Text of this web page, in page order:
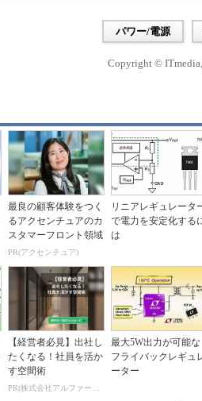
パワー/電源
Copyright ©
最良の顧客体験をつく
るアクセンチュアのカ
スタマーフロント領域
PR(アクセンチュア)
リニアレギュレータ
で電力を安定化する
は
【経営者必見】出社し
たくなる！社員を活か
す空間術
PR(株式会社アルファーテクノ)
最大5W出力が可能な
フライバックレギュ
ーター